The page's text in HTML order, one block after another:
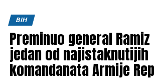
će doći do promjene vremena. Prema
prognostičkim modelima, toplotni talas
najmanje do oko10. augusta, ali je riječ
još uvijek dovoljno udaljen da bi prognoze
pouzdane.
BIH
Preminuo general
jedan od najistaknutijih
komandanata Armije